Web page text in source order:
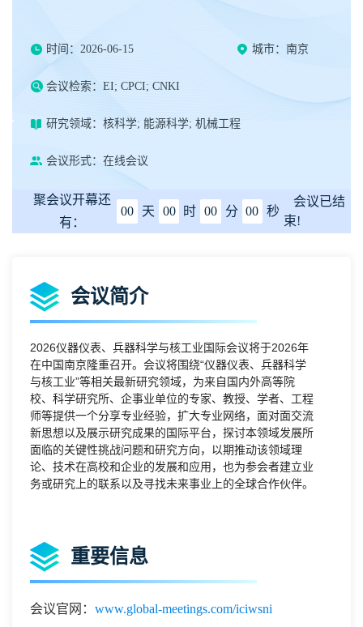
时间：2026-06-15 城市：南京
会议检索：EI; CPCI; CNKI
研究领域：核科学; 能源科学; 机械工程
会议形式：在线会议
聚会议开幕还
有：
00 天 00 时 00 分 00 秒
会议已结
束!
会议简介
2026仪器仪表、兵器科学与核工业国际会议将于2026年
在中国南京隆重召开。会议将围绕“仪器仪表、兵器科学
与核工业”等相关最新研究领域，为来自国内外高等院
校、科学研究所、企事业单位的专家、教授、学者、工程
师等提供一个分享专业经验，扩大专业网络，面对面交流
新思想以及展示研究成果的国际平台，探讨本领域发展所
面临的关键性挑战问题和研究方向，以期推动该领域理
论、技术在高校和企业的发展和应用，也为参会者建立业
务或研究上的联系以及寻找未来事业上的全球合作伙伴。
重要信息
会议官网： www.global-meetings.com/iciwsni